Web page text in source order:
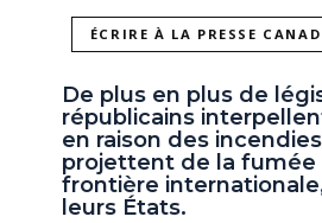
ÉCRIRE À LA PRESSE
De plus en plus de
républicains
en raison des
projettent de la fumée
frontière
leurs États.